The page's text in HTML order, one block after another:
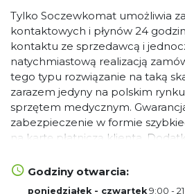
Tylko Soczewkomat umożliwia
kontaktowych i płynów 24
kontaktu ze sprzedawcą i
natychmiastową realizacją
tego typu rozwiązanie na taką
zarazem jedyny na polskim
sprzętem medycznym.
zabezpieczenie w formie
na kartę płatniczą klienta.
kodu QR, który znajduje się w
Soczewkomaty. Obecnie w
Godziny otwarcia:
poniedziałek - czwartek 9:00 -